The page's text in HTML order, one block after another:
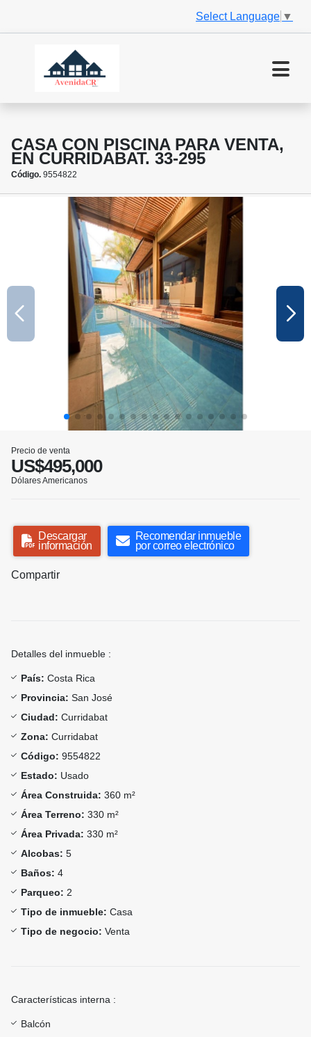
Select Language ▼
CASA CON PISCINA PARA VENTA,
EN CURRIDABAT. 33-295
Código. 9554822
Precio de venta
US$495,000
Dólares Americanos
Descargar
información
Recomendar inmueble
por correo electrónico
Compartir
Detalles del inmueble :
País: Costa Rica
Provincia: San José
Ciudad: Curridabat
Zona: Curridabat
Código: 9554822
Estado: Usado
Área Construida: 360 m²
Área Terreno: 330 m²
Área Privada: 330 m²
Alcobas: 5
Baños: 4
Parqueo: 2
Tipo de inmueble: Casa
Tipo de negocio: Venta
Características interna :
Balcón